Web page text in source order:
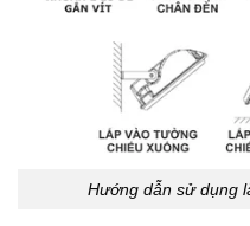
Hướng dẫn sử dụng